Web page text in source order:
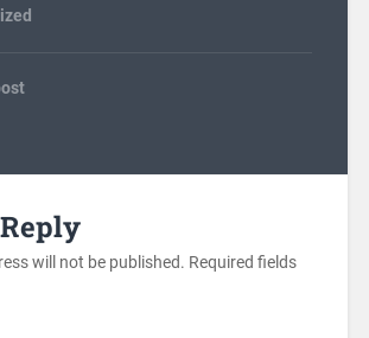
will not be published. Required fields